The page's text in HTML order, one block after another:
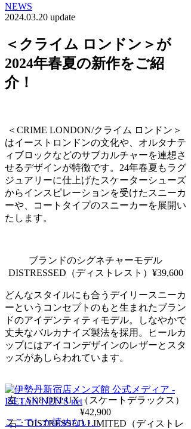
NEWS
2024.03.20 update
＜クライム ロンドン＞が
2024年春夏の新作をご紹
介！
＜CRIME LONDON/クライム ロンドン＞
はイーストロンドンの文化や、オルタナテ
ィブロックなどのサブカルチャーを連想さ
せるデザインが特徴です。24年春夏もラグ
ジュアリーに仕上げたスケーターシューズ
からインスピレーションを受けたスニーカ
ーや、コートタイプのスニーカーを展開い
たします。
ブランドのシグネチャーモデル
DISTRESSED（ディストレスト）¥39,600
どんなスタイルにも合うデイリースニーカ
ーというコンセプトのもと生まれたブラン
ドのアイデンティティモデル。しなやかで
丈夫なバルカナイズ製法を採用。ヒールカ
ップにはアイコンデザインのレザーとスタ
ッズがあしらわれています。
左：SK8 DELUX（スケートデラックス）
¥42,900
右：DISTRESSED LIMITED（ディストレ
ここでしか読めない、